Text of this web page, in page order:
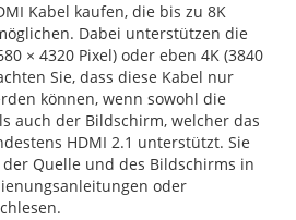
Kabel kaufen, die bis zu 8K
Dabei unterstützen die
× 4320 Pixel) oder eben 4K (3840
Sie, dass diese Kabel nur
können, wenn sowohl die
auch der Bildschirm, welcher das
HDMI 2.1 unterstützt. Sie
Quelle und des Bildschirms in
oder